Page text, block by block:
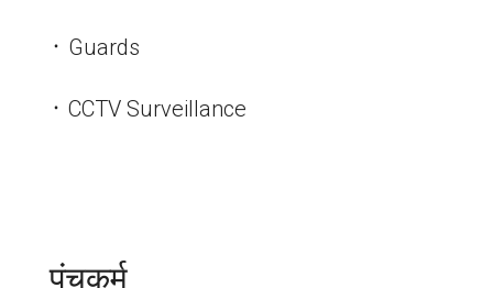
᛫ Guards
᛫ CCTV Surveillance
पंचकर्म